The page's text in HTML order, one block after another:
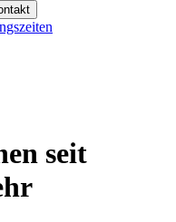
seit